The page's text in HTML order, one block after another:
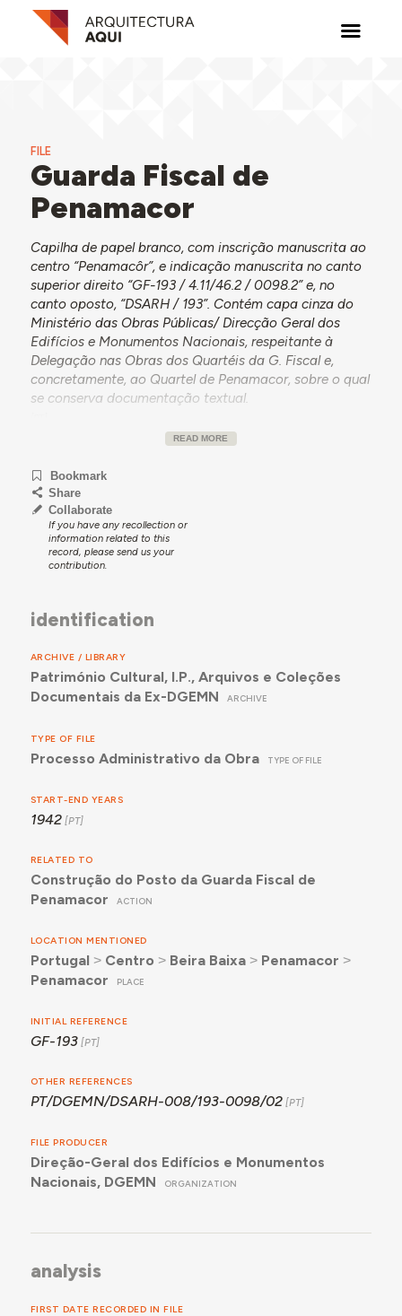
FILE
Guarda Fiscal de
Penamacor
Capilha de papel branco, com inscrição manuscrita ao
centro “Penamacôr”, e indicação manuscrita no canto
superior direito “GF-193 / 4.11/46.2 / 0098.2” e, no
canto oposto, “DSARH / 193”. Contém capa cinza do
Ministério das Obras Públicas/ Direcção Geral dos
Edifícios e Monumentos Nacionais, respeitante à
Delegação nas Obras dos Quartéis da G. Fiscal e,
concretamente, ao Quartel de Penamacor, sobre o qual
se conserva documentação textual.
READ MORE
Bookmark
Share
Collaborate
If you have any recollection or
information related to this
record, please send us your
contribution.
identification
ARCHIVE / LIBRARY
Património Cultural, I.P., Arquivos e Coleções
Documentais da Ex-DGEMN
ARCHIVE
TYPE OF FILE
Processo Administrativo da Obra TYPE OF FILE
START-END YEARS
1942
RELATED TO
Construção do Posto da Guarda Fiscal de
Penamacor
ACTION
LOCATION MENTIONED
Portugal ˃ Centro ˃ Beira Baixa˃ Penamacor ˃
Penamacor
PLACE
INITIAL REFERENCE
GF-193
OTHER REFERENCES
PT/DGEMN/DSARH-008/193-0098/02
FILE PRODUCER
Direção-Geral dos Edifícios e Monumentos
Nacionais, DGEMN
ORGANIZATION
analysis
FIRST DATE RECORDED IN FILE